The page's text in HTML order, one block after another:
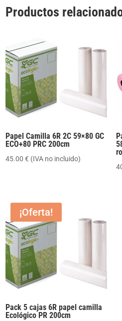
Productos
Papel Camilla 6R 2C 59×80 GC
ECO+80 PRC 200cm
45.00€ (IVA no incluido)
¡Oferta!
Pack 5 cajas 6R papel camilla
Ecológico PR 200cm